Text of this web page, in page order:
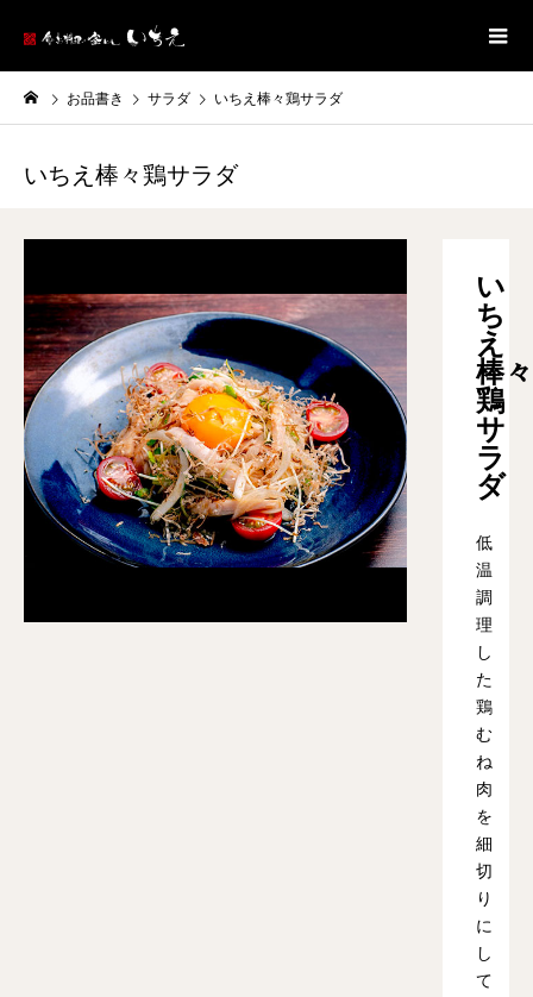
お品書き サラダ いちえ棒々鶏サラダ
いちえ棒々鶏サラダ
い
ち
え
棒々
鶏
サ
ラ
ダ
低
温
調
理
し
た
鶏
む
ね
肉
を
細
切
り
に
し
て